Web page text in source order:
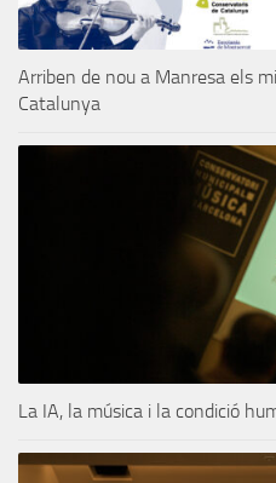
Arriben de nou a Manresa els
Catalunya
La IA, la música i la condició